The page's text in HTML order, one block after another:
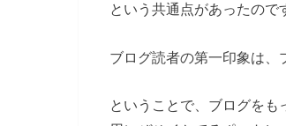
という共通点があったので
ブログ読者の第一印象は、
ということで、ブログを